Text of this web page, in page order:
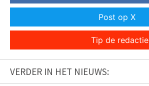
Post op X
Tip de redactie
VERDER IN HET NIEUWS: